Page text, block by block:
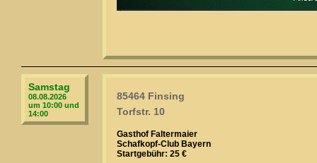
Samstag
08.08.2026
um 10:00 und
14:00
85464 Finsing
Torfstr. 10
Gasthof Faltermaier
Schafkopf-Club Bayern
Startgebühr: 25 €